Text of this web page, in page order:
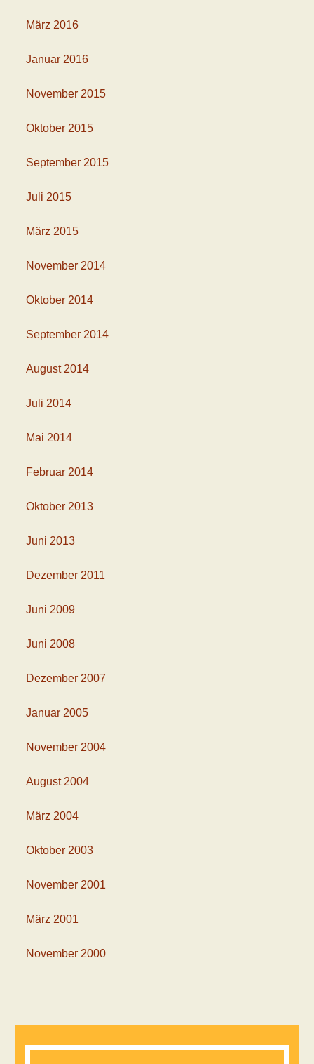
März 2016
Januar 2016
November 2015
Oktober 2015
September 2015
Juli 2015
März 2015
November 2014
Oktober 2014
September 2014
August 2014
Juli 2014
Mai 2014
Februar 2014
Oktober 2013
Juni 2013
Dezember 2011
Juni 2009
Juni 2008
Dezember 2007
Januar 2005
November 2004
August 2004
März 2004
Oktober 2003
November 2001
März 2001
November 2000